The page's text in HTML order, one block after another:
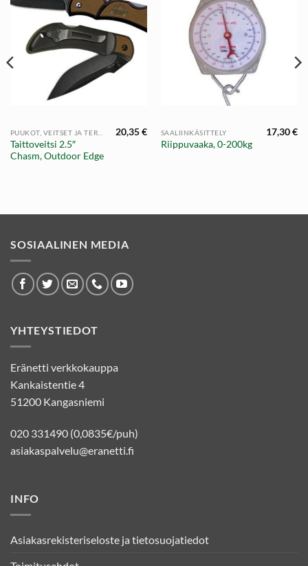
Taittoveitsi 2.5″
Chasm, Outdoor Edge
20,35€ SAALIINKÄSITTELY
Riippuvaaka, 0-200kg
17,30€
SOSIAALINEN MEDIA
YHTEYSTIEDOT
Eränetti verkkokauppa
Kankaistentie 4
51200 Kangasniemi
020 331490 (0,0835€/puh)
asiakaspalvelu@eranetti.fi
INFO
Asiakasrekisteriseloste ja tietosuojatiedot